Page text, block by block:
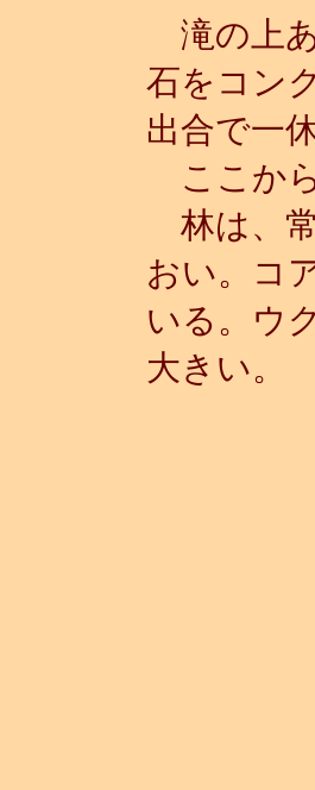
滝の上
石をコン
出合で一
ここか
林は、
おい。コ
いる。ウ
大きい。